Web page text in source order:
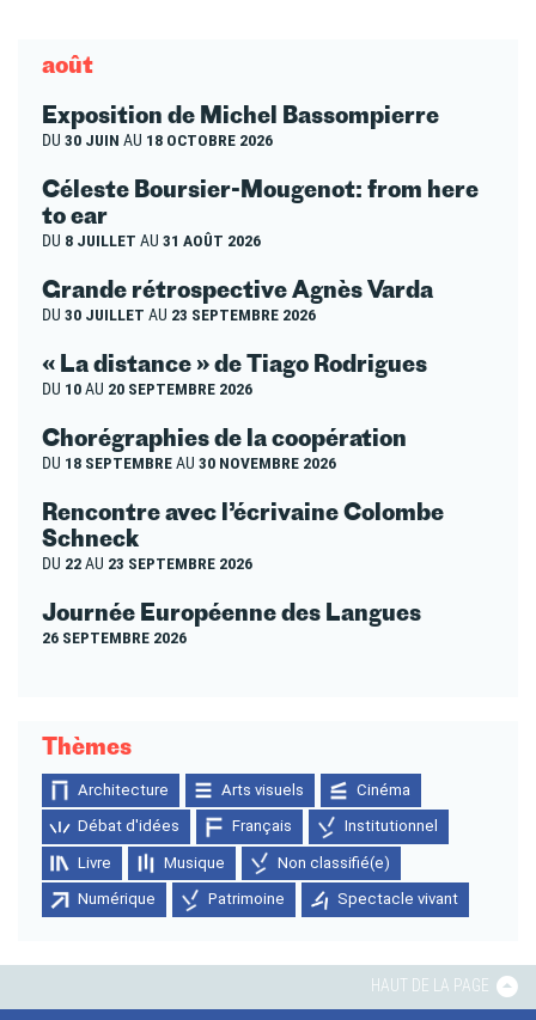
août
Exposition de Michel Bassompierre
DU 30 JUIN AU 18 OCTOBRE 2026
Céleste Boursier-Mougenot: from here
to ear
DU 8 JUILLET AU 31 AOÛT 2026
Grande rétrospective Agnès Varda
DU 30 JUILLET AU 23 SEPTEMBRE 2026
« La distance » de Tiago Rodrigues
DU 10AU 20 SEPTEMBRE 2026
Chorégraphies de la coopération
DU 18 SEPTEMBREAU 30 NOVEMBRE 2026
Rencontre avec l’écrivaine Colombe
Schneck
DU 22AU 23 SEPTEMBRE 2026
Journée Européenne des Langues
26 SEPTEMBRE 2026
Thèmes
Architecture Arts visuels Cinéma
Débat d'idées Français Institutionnel
Livre Musique Non classifié(e)
Numérique Patrimoine Spectacle vivant
HAUT DE LA PAGE